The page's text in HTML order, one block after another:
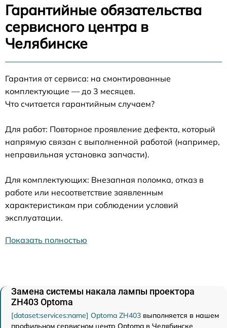
Гарантийные обязательства
сервисного центра в
Челябинске
Гарантия от сервиса: на смонтированные
комплектующие — до 3 месяцев.
Что считается гарантийным случаем?
Для работ: Повторное проявление дефекта, который
напрямую связан с выполненной работой (например,
неправильная установка запчасти).
Для комплектующих: Внезапная поломка, отказ в
работе или несоответствие заявленным
характеристикам при соблюдении условий
эксплуатации.
Показать полностью
Замена системы накала лампы проектора
ZH403 Optoma
[dataset:services:name] Optoma ZH403 выполняется в нашем
профильном сервисном центр Optoma в Челябинске